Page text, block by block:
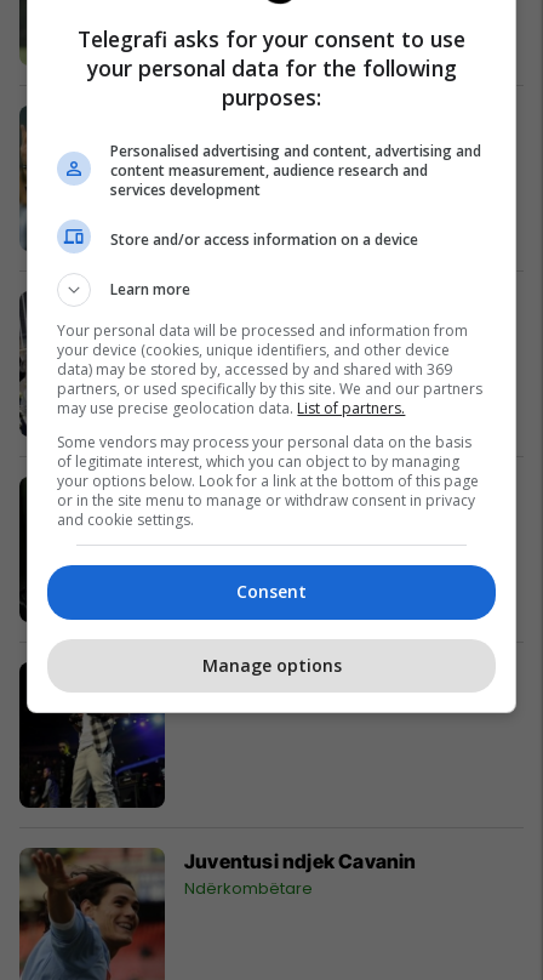
Albertini: Bonucci nuk është nën
hetime
Ndërkombëtare
arrestuarit në operacionin
“Monstër”
Maqedonia e Veriut
Jankulovksa s’ka përgjigje se ku
ishte ”zhdukur” Haki Aziri!
Maqedonia e Veriut
Justin Bieber lëndon prapanicën
Juventusi ndjek Cavanin
Ndërkombëtare
Telegrafi asks for your consent to use
your personal data for the following
purposes:
Personalised advertising and content, advertising and
content measurement, audience research and
services development
Store and/or access information on a device
Learn more
Your personal data will be processed and information from
your device (cookies, unique identifiers, and other device
data) may be stored by, accessed by and shared with 369
partners, or used specifically by this site. We and our partners
may use precise geolocation data. List of partners.
Some vendors may process your personal data on the basis
of legitimate interest, which you can object to by managing
your options below. Look for a link at the bottom of this page
or in the site menu to manage or withdraw consent in privacy
and cookie settings.
Consent
Manage options